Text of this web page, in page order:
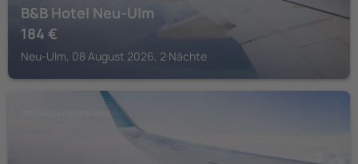
B&B Hotel Neu-Ulm
184 €
Neu-Ulm, 08 August 2026, 2 Nächte